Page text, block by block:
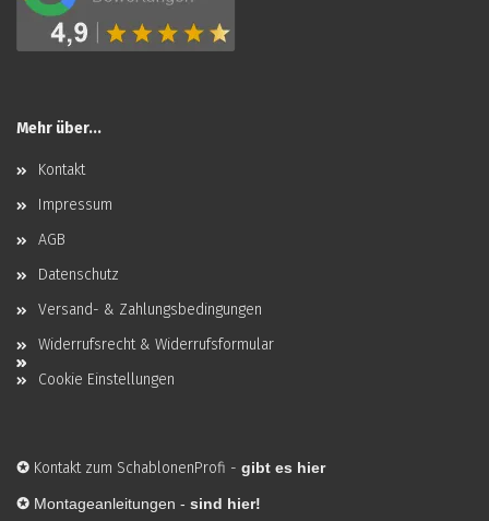
Mehr über...
Kontakt
Impressum
AGB
Datenschutz
Versand- & Zahlungsbedingungen
Widerrufsrecht & Widerrufsformular
Cookie Einstellungen
✪ Kontakt zum SchablonenProfi - gibt es hier
✪ Montageanleitungen - sind hier!